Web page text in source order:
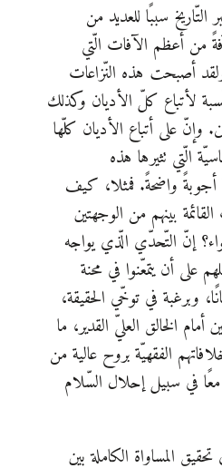
التّاريخ سببًا للعديد من
من أعظم الآفات الّتي
أصبحت هذه النّزاعات
لأتباع كلّ الأديان وكذلك
وإنّ على أتباع الأديان كلّها
الّتي تثيرها هذه
أجوبةً واضحةً. فمثلا، كيف
بينهم من الوجهتين
إنّ التّحدّي الّذي يواجه
على أن يتمعّنوا في محنة
وبرغبة في توخّي الحقيقة،
أمام الخالق العليّ القدير، ما
الفقهيّة بروح عالية من
معًا في سبيل إحلال السّلام
المساواة الكاملة بين